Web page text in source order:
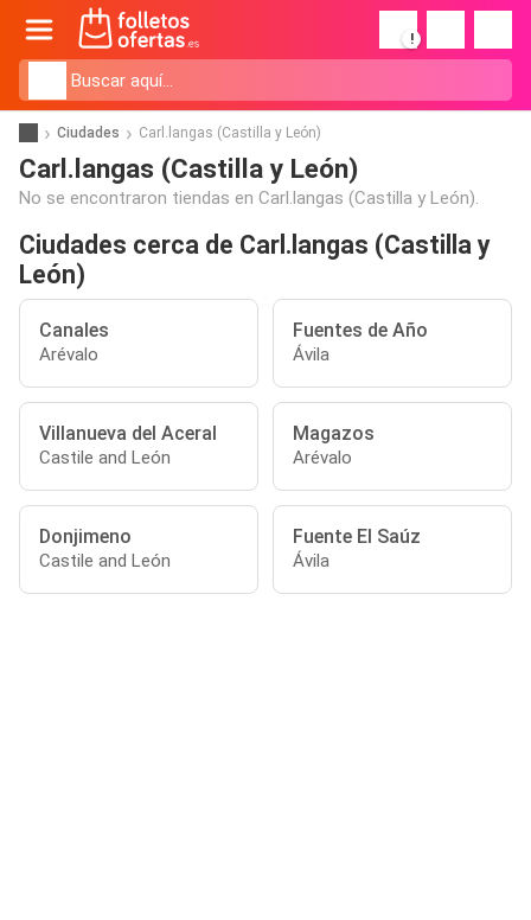
!
Ciudades Carl.langas (Castilla y León)
Carl.langas (Castilla y León)
No se encontraron tiendas en Carl.langas (Castilla y León).
Ciudades cerca de Carl.langas (Castilla y
León)
Canales
Arévalo
Fuentes de Año
Ávila
Villanueva del Aceral
Castile and León
Magazos
Arévalo
Donjimeno
Castile and León
Fuente El Saúz
Ávila